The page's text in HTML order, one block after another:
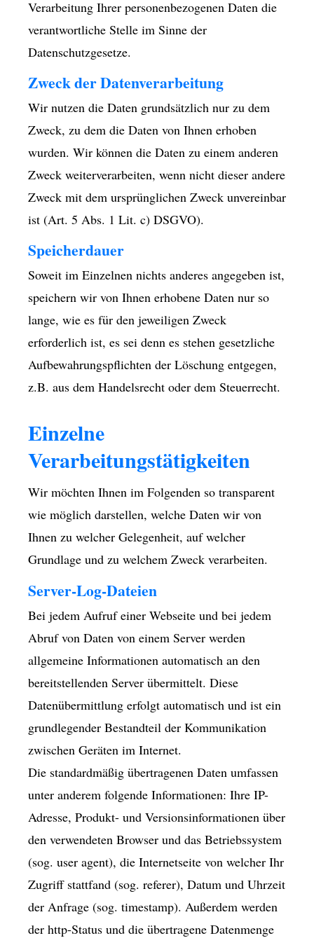
Verarbeitung Ihrer personenbezogenen Daten die
verantwortliche Stelle im Sinne der
Datenschutzgesetze.
Zweck der Datenverarbeitung
Wir nutzen die Daten grundsätzlich nur zu dem
Zweck, zu dem die Daten von Ihnen erhoben
wurden. Wir können die Daten zu einem anderen
Zweck weiterverarbeiten, wenn nicht dieser andere
Zweck mit dem ursprünglichen Zweck unvereinbar
ist (Art. 5 Abs. 1 Lit. c) DSGVO).
Speicherdauer
Soweit im Einzelnen nichts anderes angegeben ist,
speichern wir von Ihnen erhobene Daten nur so
lange, wie es für den jeweiligen Zweck
erforderlich ist, es sei denn es stehen gesetzliche
Aufbewahrungspflichten der Löschung entgegen,
z.B. aus dem Handelsrecht oder dem Steuerrecht.
Einzelne
Verarbeitungstätigkeiten
Wir möchten Ihnen im Folgenden so transparent
wie möglich darstellen, welche Daten wir von
Ihnen zu welcher Gelegenheit, auf welcher
Grundlage und zu welchem Zweck verarbeiten.
Server-Log-Dateien
Bei jedem Aufruf einer Webseite und bei jedem
Abruf von Daten von einem Server werden
allgemeine Informationen automatisch an den
bereitstellenden Server übermittelt. Diese
Datenübermittlung erfolgt automatisch und ist ein
grundlegender Bestandteil der Kommunikation
zwischen Geräten im Internet.
Die standardmäßig übertragenen Daten umfassen
unter anderem folgende Informationen: Ihre IP-
Adresse, Produkt- und Versionsinformationen über
den verwendeten Browser und das Betriebssystem
(sog. user agent), die Internetseite von welcher Ihr
Zugriff stattfand (sog. referer), Datum und Uhrzeit
der Anfrage (sog. timestamp). Außerdem werden
der http-Status und die übertragene Datenmenge